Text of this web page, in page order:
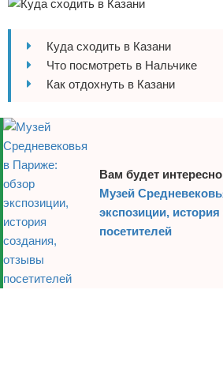
Отели
Полезное для туристов
Отдых на природе
Аренда автомобилей
Документы и визы
Билеты
Планирование отдыха
Куда сходить в Казани
Что посмотреть в Нальчике
Как отдохнуть в Казани
Вам будет
Музей
экспозиции,
посетителей